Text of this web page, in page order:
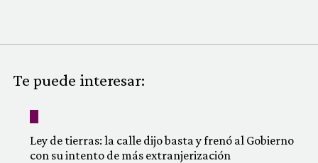
QUIÉNES SOMOS
Te puede interesar:
Ley de tierras: la calle dijo basta y frenó al Gobierno
con su intento de más extranjerización